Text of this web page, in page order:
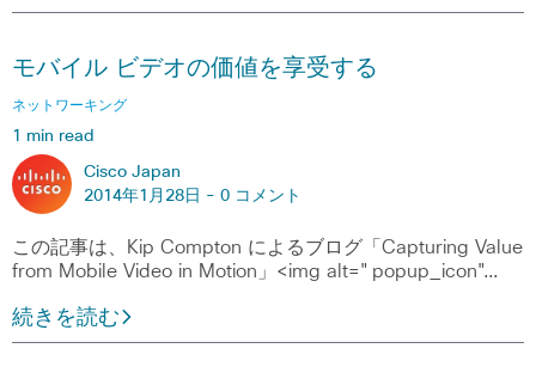
モバイル ビデオの価値を享受する
ネットワーキング
1 min read
Cisco Japan
2014年1月28日 - 0 コメント
この記事は、Kip Compton によるブログ「Capturing Value
from Mobile Video in Motion」<img alt="popup_icon"…
続きを読む